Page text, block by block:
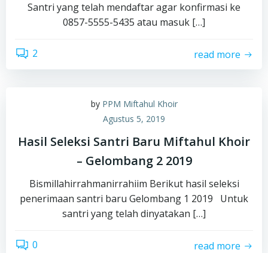
Santri yang telah mendaftar agar konfirmasi ke
0857-5555-5435 atau masuk […]
2 read more
by PPM Miftahul Khoir
Agustus 5, 2019
Hasil Seleksi Santri Baru Miftahul Khoir
– Gelombang 2 2019
Bismillahirrahmanirrahiim Berikut hasil seleksi
penerimaan santri baru Gelombang 1 2019 Untuk
santri yang telah dinyatakan […]
0 read more